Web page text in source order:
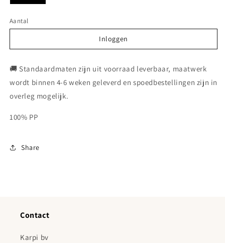
Aantal
Inloggen
Inloggen
🚚 Standaardmaten zijn uit voorraad leverbaar, maatwerk
wordt binnen 4-6 weken geleverd en spoedbestellingen zijn in
overleg mogelijk.
100% PP
Share
Contact
Karpi bv